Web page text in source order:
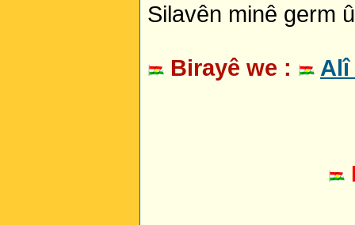
Silavên minê germ
Birayê we : Alî